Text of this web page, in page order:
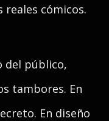
cómicos.
del público,
tambores. En
En diseño